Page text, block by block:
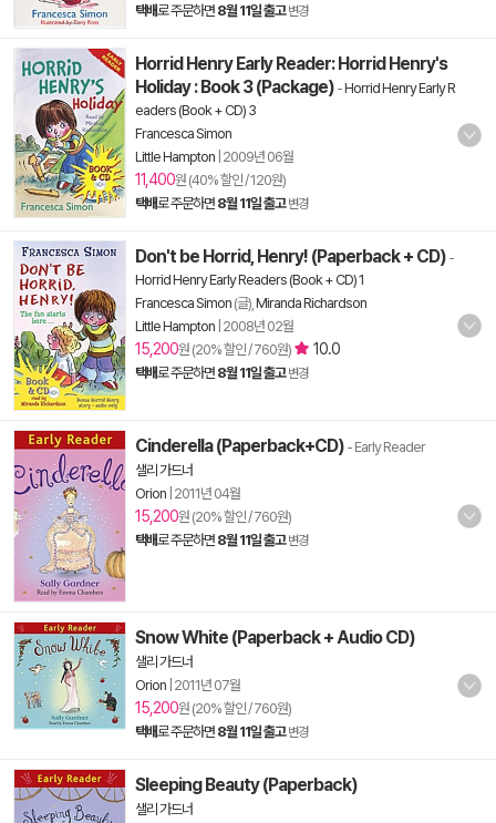
택배로 주문하면 8월 11일 출고 변경
Horrid Henry Early Reader: Horrid Henry's
Holiday : Book 3 (Package) -Horrid Henry Early R
eaders (Book + CD) 3
Francesca Simon
Little Hampton 2009년 06월
11,400원 (40% 할인 / 120원)
택배로 주문하면 8월 11일 출고 변경
Don't be Horrid, Henry! (Paperback + CD) -
Horrid Henry Early Readers (Book + CD) 1
Francesca Simon (글), Miranda Richardson
Little Hampton 2008년 02월
15,200원 (20% 할인 / 760원) 10.0
택배로 주문하면 8월 11일 출고 변경
Cinderella (Paperback+CD) - Early Reader
샐리 가드너
Orion 2011년 04월
15,200원 (20% 할인 / 760원)
택배로 주문하면 8월 11일 출고 변경
Snow White (Paperback + Audio CD)
샐리 가드너
Orion 2011년 07월
15,200원 (20% 할인 / 760원)
택배로 주문하면 8월 11일 출고 변경
Sleeping Beauty (Paperback)
샐리 가드너